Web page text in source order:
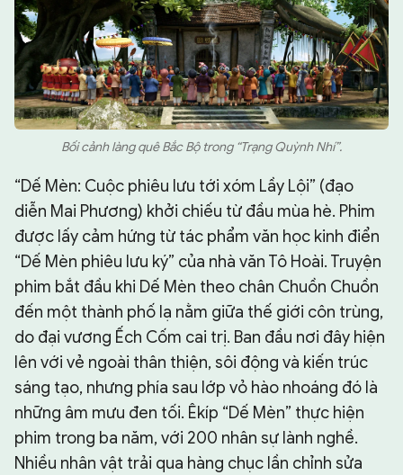
Bối cảnh làng quê Bắc Bộ trong “Trạng Quỳnh Nhí”.
“Dế Mèn: Cuộc phiêu lưu tới xóm Lầy Lội” (đạo
diễn Mai Phương) khởi chiếu từ đầu mùa hè. Phim
được lấy cảm hứng từ tác phẩm văn học kinh điển
“Dế Mèn phiêu lưu ký” của nhà văn Tô Hoài. Truyện
phim bắt đầu khi Dế Mèn theo chân Chuồn Chuồn
đến một thành phố lạ nằm giữa thế giới côn trùng,
do đại vương Ếch Cốm cai trị. Ban đầu nơi đây hiện
lên với vẻ ngoài thân thiện, sôi động và kiến trúc
sáng tạo, nhưng phía sau lớp vỏ hào nhoáng đó là
những âm mưu đen tối. Êkíp “Dế Mèn” thực hiện
phim trong ba năm, với 200 nhân sự lành nghề.
Nhiều nhân vật trải qua hàng chục lần chỉnh sửa